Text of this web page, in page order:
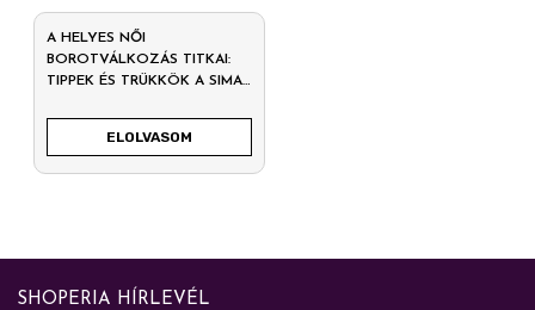
A HELYES NŐI
BOROTVÁLKOZÁS TITKAI:
TIPPEK ÉS TRÜKKÖK A SIMA
ELOLVASOM
SHOPERIA HÍRLEVÉL